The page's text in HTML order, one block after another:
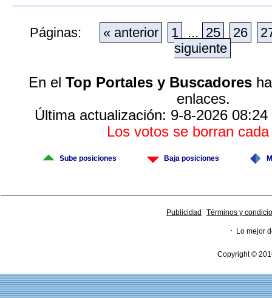
Páginas: « anterior 1 ... 25 26
siguiente
En el Top Portales y Buscadores
enlaces.
Última actualización: 9-8-2026
Los votos se borran
Sube posiciones Baja posiciones
Publicidad Términos y
· Lo mejor
Copyright ©